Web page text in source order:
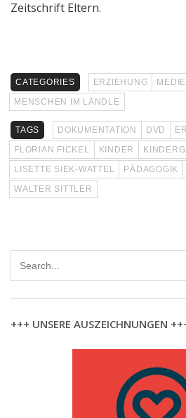
Zeitschrift Eltern.
CATEGORIES ERZIEHUNG
MENSCHEN IM LÄNDLE
TAGS DOKUMENTATION DVD
FLORIAN FICKEL
KINDER
LISETTE SIEK-WATTEL
PÄDAGOGIK
WALTER SITTLER
+++ UNSERE AUSZEICHNUNGEN